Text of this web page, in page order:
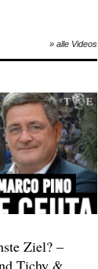
» alle Videos
Ziel? –
Tichy &